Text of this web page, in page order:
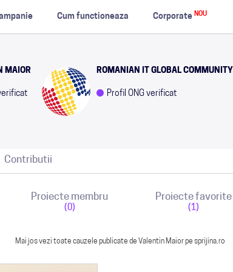
Cum functioneaza Corporate NOU
MAIOR ROMANIAN IT GLOBAL COMMUNITY
Profil ONG verificat
Contributii
Proiecte membru
(0)
Proiecte favorite
(1)
Mai jos vezi toate cauzele publicate de Valentin Maior pe sprijina.ro